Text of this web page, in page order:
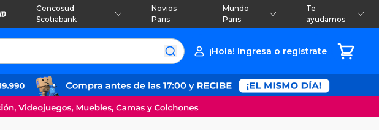
Cencosud
Scotiabank
Novios
Paris
Mundo
Paris
Te
ayudamos
¡Hola! Ingresa o regístrate